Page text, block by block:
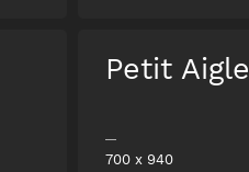
Petit Aigle
700 x 940